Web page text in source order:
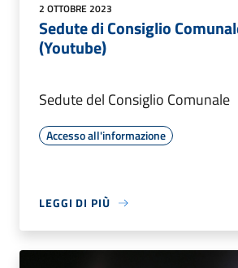
2 OTTOBRE 2023
Sedute di Consiglio
(Youtube)
Sedute del Consiglio Comunale
Accesso all'informazione
LEGGI DI PIÙ